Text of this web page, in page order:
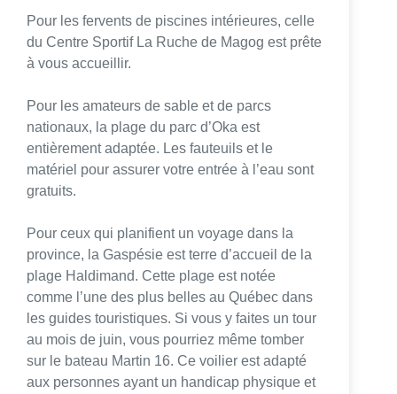
Pour les fervents de piscines intérieures, celle
du Centre Sportif La Ruche de Magog est prête
à vous accueillir.
Pour les amateurs de sable et de parcs
nationaux, la plage du parc d’Oka est
entièrement adaptée. Les fauteuils et le
matériel pour assurer votre entrée à l’eau sont
gratuits.
Pour ceux qui planifient un voyage dans la
province, la Gaspésie est terre d’accueil de la
plage Haldimand. Cette plage est notée
comme l’une des plus belles au Québec dans
les guides touristiques. Si vous y faites un tour
au mois de juin, vous pourriez même tomber
sur le bateau Martin 16. Ce voilier est adapté
aux personnes ayant un handicap physique et